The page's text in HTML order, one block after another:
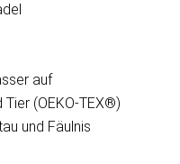
auf
(OEKO-TEX®)
und Fäulnis